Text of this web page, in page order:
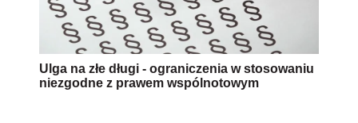
Ulga na złe długi - ograniczenia w stosowaniu
niezgodne z prawem wspólnotowym